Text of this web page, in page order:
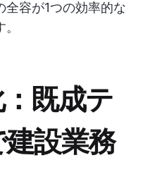
全容が1つの効率的な
既成テ
設業務